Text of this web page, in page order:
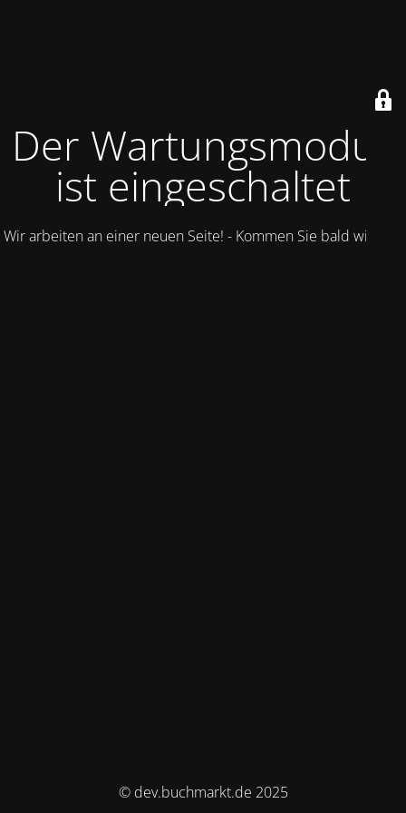
Der Wartungsmodus
ist eingeschaltet
Wir arbeiten an einer neuen Seite! - Kommen Sie bald wieder.
© dev.buchmarkt.de 2025